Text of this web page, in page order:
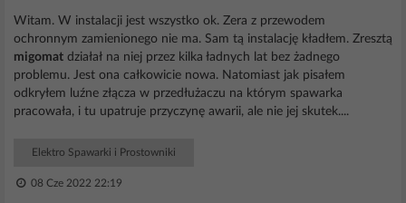
Witam. W instalacji jest wszystko ok. Zera z przewodem
ochronnym zamienionego nie ma. Sam tą instalację kładłem. Zresztą
migomat działał na niej przez kilka ładnych lat bez żadnego
problemu. Jest ona całkowicie nowa. Natomiast jak pisałem
odkryłem luźne złącza w przedłużaczu na którym spawarka
pracowała, i tu upatruje przyczynę awarii, ale nie jej skutek....
Elektro Spawarki i Prostowniki
08 Cze 2022 22:19